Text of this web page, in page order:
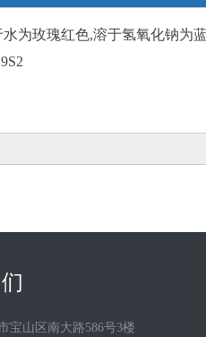
玫瑰红色,溶于氢氧化钠为
宝山区南大路586号3楼